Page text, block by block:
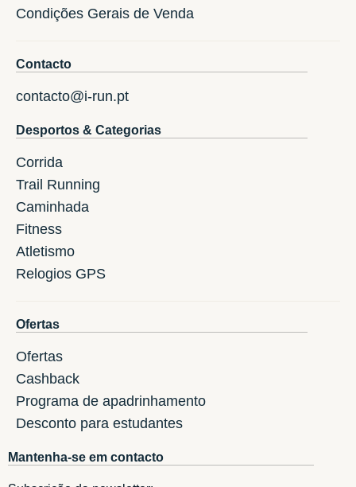
Condições Gerais de Venda
Contacto
contacto@i-run.pt
Desportos & Categorias
Corrida
Trail Running
Caminhada
Fitness
Atletismo
Relogios GPS
Ofertas
Ofertas
Cashback
Programa de apadrinhamento
Desconto para estudantes
Mantenha-se em contacto